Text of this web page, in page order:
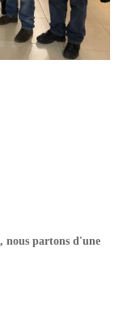
nous partons d'une